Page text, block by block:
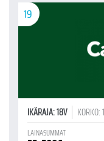
19
IKÄRAJA: 18V KORKO:
LAINASUMMAT